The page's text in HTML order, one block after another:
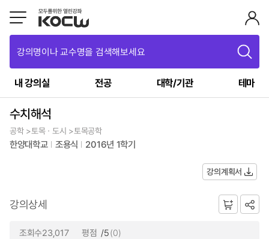
강의명이나 교수명을 검색해보세요
내 강의실 전공 대학/기관 테마
수치해석
공학 >토목ㆍ도시 >토목공학
한양대학교 조용식 2016년 1학기
강의계획서
강의상세
조회수23,017 평점 /5(0)